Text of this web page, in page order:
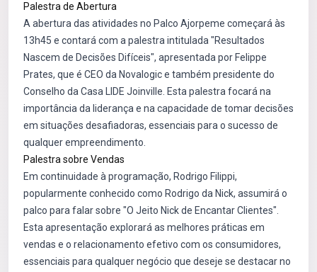
Palestra de Abertura
A abertura das atividades no Palco Ajorpeme começará às
13h45 e contará com a palestra intitulada "Resultados
Nascem de Decisões Difíceis", apresentada por Felippe
Prates, que é CEO da Novalogic e também presidente do
Conselho da Casa LIDE Joinville. Esta palestra focará na
importância da liderança e na capacidade de tomar decisões
em situações desafiadoras, essenciais para o sucesso de
qualquer empreendimento.
Palestra sobre Vendas
Em continuidade à programação, Rodrigo Filippi,
popularmente conhecido como Rodrigo da Nick, assumirá o
palco para falar sobre "O Jeito Nick de Encantar Clientes".
Esta apresentação explorará as melhores práticas em
vendas e o relacionamento efetivo com os consumidores,
essenciais para qualquer negócio que deseje se destacar no